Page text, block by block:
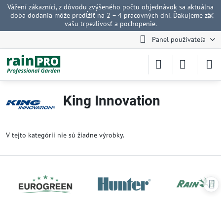
✕
Vážení zákazníci, z dôvodu zvýšeného počtu objednávok sa aktuálna
doba dodania môže predĺžiť na 2 – 4 pracovných dní. Ďakujeme za
vašu trpezlivosť a pochopenie.
Panel používateľa
King Innovation
V tejto kategórii nie sú žiadne výrobky.